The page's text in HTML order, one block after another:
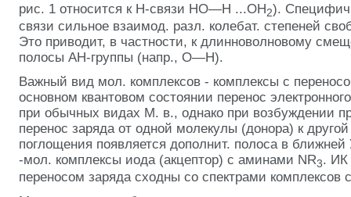
рис. 1 относится к Н-связи НО—Н ...ОН2).
связи сильное взаимод. разл. колебат. степеней
Это приводит, в частности, к длинноволновому
полосы АН-группы (напр., О—Н).
Важный вид мол. комплексов - комплексы с
основном квантовом состоянии перенос
при обычных видах М. в., однако при возбуждении
перенос заряда от одной молекулы (донора) к
поглощения появляется дополнит. полоса в
-мол. комплексы иода (акцептор) с аминами NR3. ИК
переносом заряда сходны со спектрами комплексов